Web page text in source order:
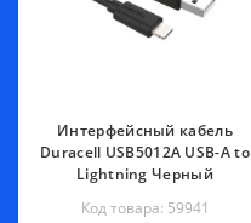
Интерфейсный кабель
Duracell USB5012A USB-A to
Lightning Черный
Код товара: 59941